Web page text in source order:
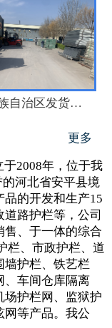
宁夏回族自治区发货现场
更多
2008年，位于我
河北省安平县境
的开发和生产15
路护栏等，公司
售、于一体的综合
栏、市政护栏、道
墙护栏、铁艺栏
、车间仓库隔离
场护栏网、监狱护
网等产品。我公